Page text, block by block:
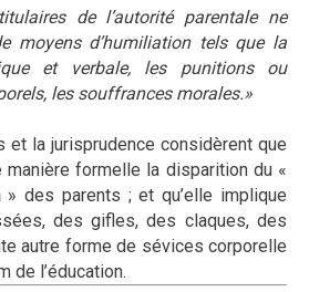
de l’autorité parentale ne
moyens d’humiliation tels que la
et verbale, les punitions ou
les souffrances morales.»
et la jurisprudence considèrent que
formelle la disparition du «
» des parents ; et qu’elle implique
des gifles, des claques, des
autre forme de sévices corporelle
de l’éducation.